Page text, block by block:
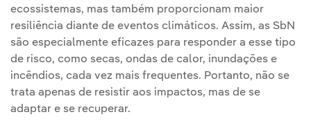
ecossistemas, mas também proporcionam maior
resiliência diante de eventos climáticos. Assim, as SbN
são especialmente eficazes para responder a esse tipo
de risco, como secas, ondas de calor, inundações e
incêndios, cada vez mais frequentes. Portanto, não se
trata apenas de resistir aos impactos, mas de se
adaptar e se recuperar.